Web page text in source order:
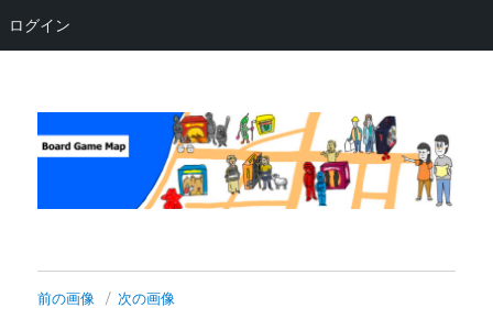
ログイン
Board Game Map
前の画像 次の画像